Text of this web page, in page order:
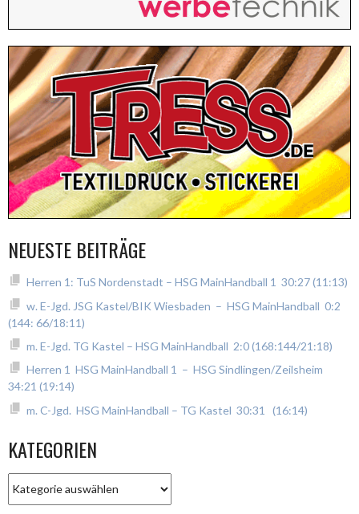
NEUESTE BEITRÄGE
Herren 1: TuS Nordenstadt – HSG MainHandball 1 30:27 (11:13)
w. E-Jgd. JSG Kastel/BIK Wiesbaden – HSG MainHandball 0:2
(144: 66/18:11)
m. E-Jgd. TG Kastel – HSG MainHandball 2:0 (168:144/21:18)
Herren 1 HSG MainHandball 1 – HSG Sindlingen/Zeilsheim
34:21 (19:14)
m. C-Jgd. HSG MainHandball – TG Kastel 30:31 (16:14)
KATEGORIEN